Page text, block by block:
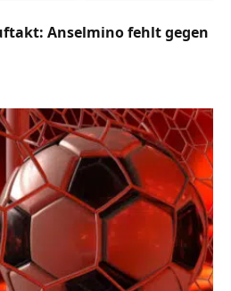
Anselmino fehlt gegen